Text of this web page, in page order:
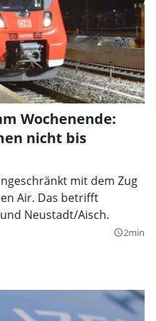
Wochenende:
nicht bis
mit dem Zug
Air. Das betrifft
Neustadt/Aisch.
query_builder2min